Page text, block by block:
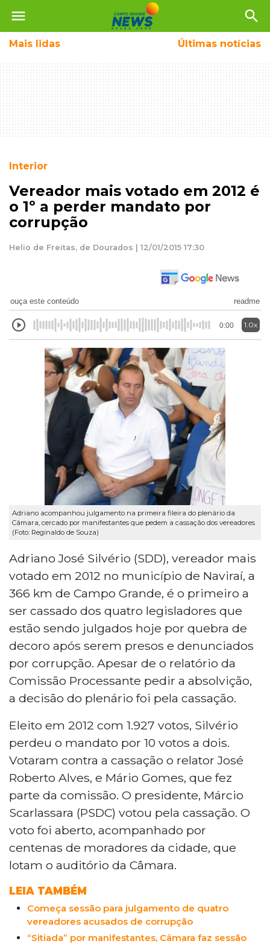
menu search
Mais lidas Últimas notícias
Interior
Vereador mais votado em 2012 é
o 1º a perder mandato por
corrupção
Helio de Freitas, de Dourados | 12/01/2015 17:30
ouça este conteúdo readme
0:00 1.0x
Adriano acompanhou julgamento na primeira fileira do plenário da
Câmara, cercado por manifestantes que pedem a cassação dos vereadores
(Foto: Reginaldo de Souza)
Adriano José Silvério (SDD), vereador mais
votado em 2012 no município de Naviraí, a
366 km de Campo Grande, é o primeiro a
ser cassado dos quatro legisladores que
estão sendo julgados hoje por quebra de
decoro após serem presos e denunciados
por corrupção. Apesar de o relatório da
Comissão Processante pedir a absolvição,
a decisão do plenário foi pela cassação.
Eleito em 2012 com 1.927 votos, Silvério
perdeu o mandato por 10 votos a dois.
Votaram contra a cassação o relator José
Roberto Alves, e Mário Gomes, que fez
parte da comissão. O presidente, Márcio
Scarlassara (PSDC) votou pela cassação. O
voto foi aberto, acompanhado por
centenas de moradores da cidade, que
lotam o auditório da Câmara.
LEIA TAMBÉM
Começa sessão para julgamento de quatro
vereadores acusados de corrupção
“Sitiada” por manifestantes, Câmara faz sessão